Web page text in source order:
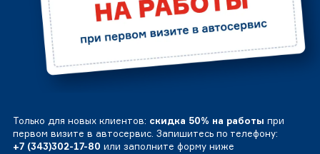
Только для новых клиентов: скидка 50% на работы при
первом визите в автосервис. Запишитесь по телефону:
+7 (343)302-17-80 или заполните форму ниже